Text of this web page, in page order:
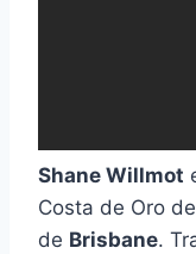
Shane Willmot
Costa de Oro
de Brisbane.